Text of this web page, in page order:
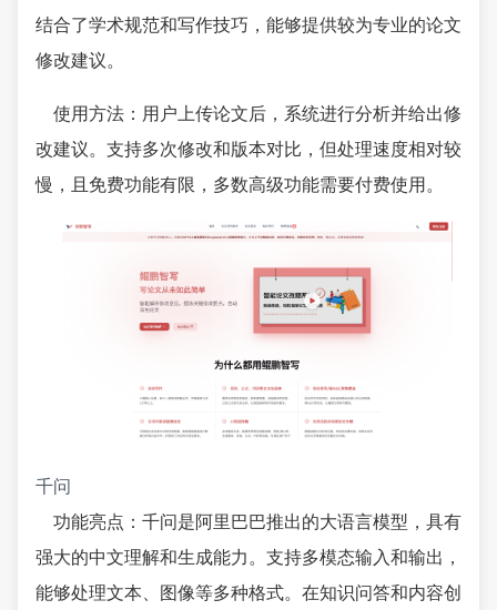
结合了学术规范和写作技巧，能够提供较为专业的论文
修改建议。
使用方法：用户上传论文后，系统进行分析并给出修
改建议。支持多次修改和版本对比，但处理速度相对较
慢，且免费功能有限，多数高级功能需要付费使用。
千问
功能亮点：千问是阿里巴巴推出的大语言模型，具有
强大的中文理解和生成能力。支持多模态输入和输出，
能够处理文本、图像等多种格式。在知识问答和内容创